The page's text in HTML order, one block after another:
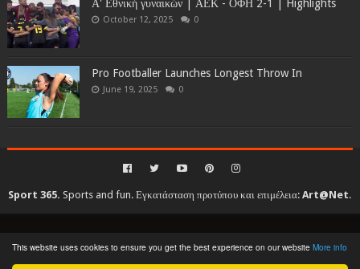
This website uses cookies to ensure you get the best experience on our website More info
Α' Εθνική γυναικών | ΑΕΚ - ΟΦΗ 2-1 | Highlights
October 12, 2025 0
Pro Footballer Launches Longest Throw In
June 19, 2025 0
Sport 365. Sports and fun. Εγκατάσταση προτύπου και επιμέλεια:Art@Net.